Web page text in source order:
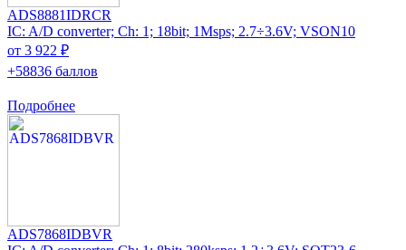
ADS8881IDRCR
IC: A/D converter; Ch: 1; 18bit; 1Msps; 2.7÷3.6V; VSON10
от 3 922 ₽
+58836 баллов
Подробнее
ADS7868IDBVR